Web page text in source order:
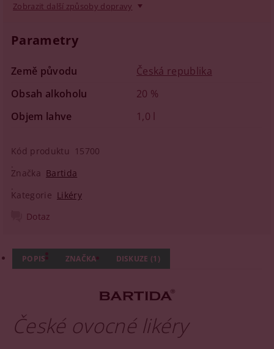
Zobrazit další způsoby dopravy
Parametry
Země původu
Česká republika
Obsah alkoholu
20 %
Objem lahve
1,0 l
Kód produktu
15700
Značka Bartida
Kategorie Likéry
Dotaz
POPIS ZNAČKA DISKUZE (1)
České ovocné likéry